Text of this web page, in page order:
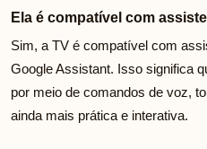
Ela é compatível com
Sim, a TV é compatível com
Google Assistant. Isso significa
por meio de comandos de voz,
ainda mais prática e interativa.